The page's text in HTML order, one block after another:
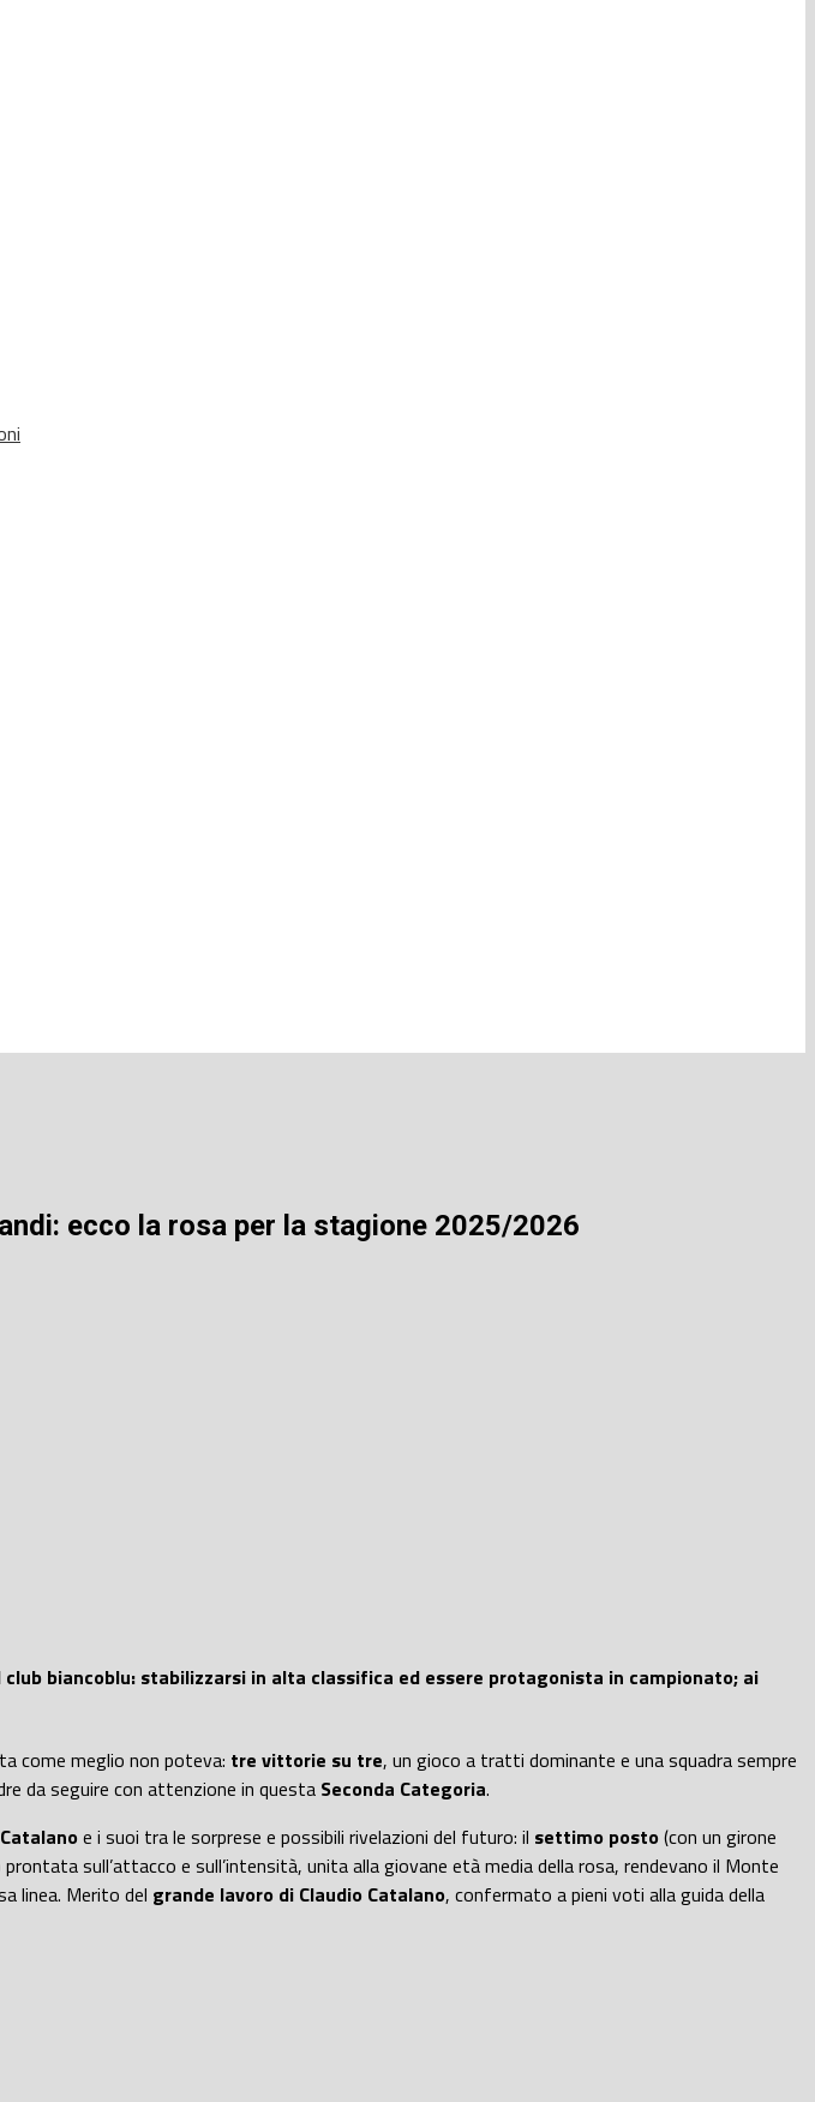
ecco la rosa per la stagione 2025/2026
biancoblu: stabilizzarsi in alta classifica ed essere protagonista in campionato; ai
come meglio non poteva: tre vittorie su tre, un gioco a tratti dominante e una squadra sempre
da seguire con attenzione in questa Seconda Categoria.
e i suoi tra le sorprese e possibili rivelazioni del futuro: il settimo posto(con un girone
sull’attacco e sull’intensità, unita alla giovane età media della rosa, rendevano il Monte
linea. Merito del grande lavoro di Claudio Catalano, confermato a pieni voti alla guida della